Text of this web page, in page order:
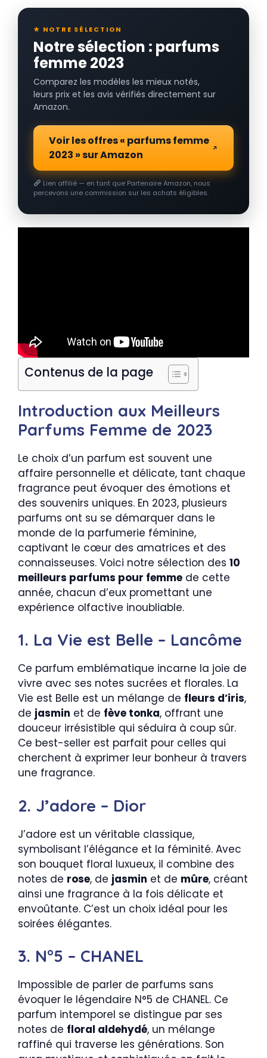
★ NOTRE SÉLECTION
Notre sélection : parfums
femme 2023
Comparez les modèles les mieux notés,
leurs prix et les avis vérifiés directement sur
Amazon.
Voir les offres « parfums femme
2023 » sur Amazon
Lien affilié — en tant que Partenaire Amazon, nous
percevons une commission sur les achats éligibles.
Contenus de la page
Introduction aux Meilleurs
Parfums Femme de 2023
Le choix d’un parfum est souvent une
affaire personnelle et délicate, tant chaque
fragrance peut évoquer des émotions et
des souvenirs uniques. En 2023, plusieurs
parfums ont su se démarquer dans le
monde de la parfumerie féminine,
captivant le cœur des amatrices et des
connaisseuses. Voici notre sélection des 10
meilleurs parfums pour femme de cette
année, chacun d’eux promettant une
expérience olfactive inoubliable.
1. La Vie est Belle – Lancôme
Ce parfum emblématique incarne la joie de
vivre avec ses notes sucrées et florales. La
Vie est Belle est un mélange de fleurs d’iris,
de jasmin et de fève tonka, offrant une
douceur irrésistible qui séduira à coup sûr.
Ce best-seller est parfait pour celles qui
cherchent à exprimer leur bonheur à travers
une fragrance.
2. J’adore – Dior
J’adore est un véritable classique,
symbolisant l’élégance et la féminité. Avec
son bouquet floral luxueux, il combine des
notes de rose, de jasmin et de mûre, créant
ainsi une fragrance à la fois délicate et
envoûtante. C’est un choix idéal pour les
soirées élégantes.
3. N°5 – CHANEL
Impossible de parler de parfums sans
évoquer le légendaire N°5 de CHANEL. Ce
parfum intemporel se distingue par ses
notes de floral aldehydé, un mélange
raffiné qui traverse les générations. Son